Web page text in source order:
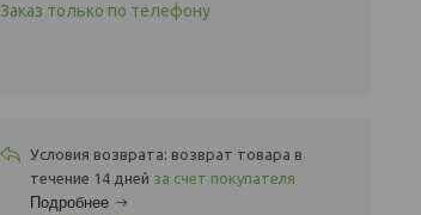
Заказ только по телефону
возврат товара в
течение 14 дней за счет покупателя
Подробнее